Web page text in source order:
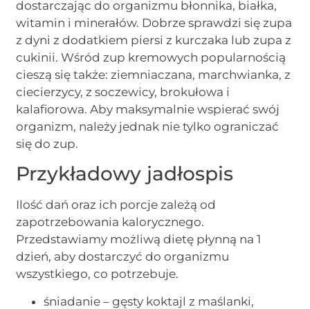
dostarczając do organizmu błonnika, białka,
witamin i minerałów. Dobrze sprawdzi się zupa
z dyni z dodatkiem piersi z kurczaka lub zupa z
cukinii. Wśród zup kremowych popularnością
cieszą się także: ziemniaczana, marchwianka, z
ciecierzycy, z soczewicy, brokułowa i
kalafiorowa. Aby maksymalnie wspierać swój
organizm, należy jednak nie tylko ograniczać
się do zup.
Przykładowy jadłospis
Ilość dań oraz ich porcje zależą od
zapotrzebowania kalorycznego.
Przedstawiamy możliwą dietę płynną na 1
dzień, aby dostarczyć do organizmu
wszystkiego, co potrzebuje.
śniadanie – gęsty koktajl z maślanki,